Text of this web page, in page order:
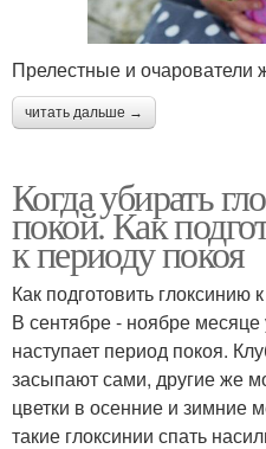
Прелестные и очарователи
читать дальше →
Когда убирать
покой. Как
к периоду покоя
Как подготовить глоксинию
В сентябре - ноябре месяце
наступает период покоя.
засыпают сами, другие же
цветки в осенние и зимние
такие глоксинии спать